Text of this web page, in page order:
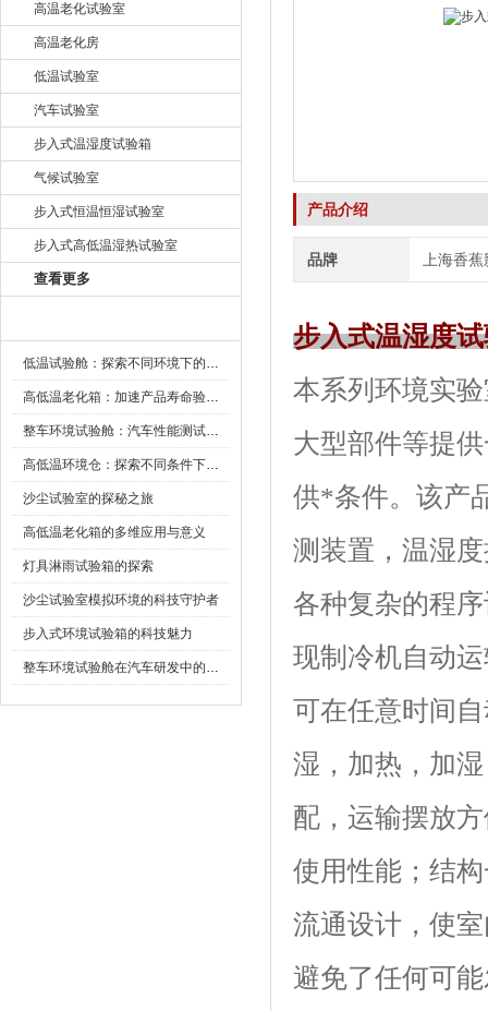
高温老化试验室
高温老化房
低温试验室
汽车试验室
步入式温湿度试验箱
气候试验室
步入式恒温恒湿试验室
步入式高低温湿热试验室
查看更多
低温试验舱：探索不同环境下的科技边界
高低温老化箱：加速产品寿命验证的可靠伙伴
整车环境试验舱：汽车性能测试的设备
高低温环境仓：探索不同条件下的科学奥秘
沙尘试验室的探秘之旅
高低温老化箱的多维应用与意义
灯具淋雨试验箱的探索
沙尘试验室模拟环境的科技守护者
步入式环境试验箱的科技魅力
整车环境试验舱在汽车研发中的作用
产品介绍
品牌 上海香
步入式温湿度
本系列环境实验
大型部件等提
供*条件。该
测装置，温
各种复杂的程序设
现制冷机自动运
可在任意时间自动
湿，加热
配，运输摆放
使用性能；结
流通设计，使室
避免了任何可能